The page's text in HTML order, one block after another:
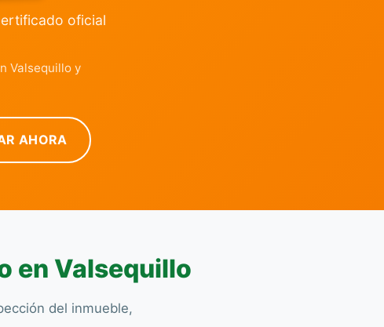
oficial
Valsequillo y
AHORA
en Valsequillo
del inmueble,